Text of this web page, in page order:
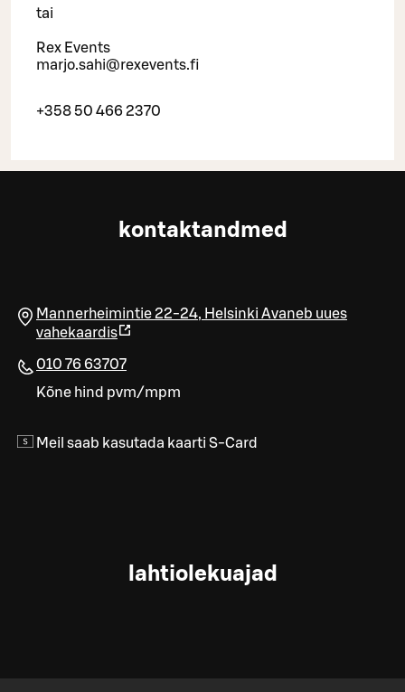
tai
Rex Events
marjo.sahi@rexevents.fi
+358 50 466 2370
kontaktandmed
Mannerheimintie 22-24, Helsinki Avaneb uues
vahekaardis
010 76 63707
Kõne hind pvm/mpm
Meil saab kasutada kaarti S-Card
lahtiolekuajad